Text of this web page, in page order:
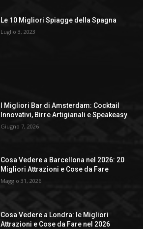
Le 10 Migliori Spiagge della Spagna
Luglio 3, 2023
I Migliori Bar di Amsterdam: Cocktail
Innovativi, Birre Artigianali e Speakeasy
Giugno 7, 2026
Cosa Vedere a Barcellona nel 2026: 20
Migliori Attrazioni e Cose da Fare
Maggio 31, 2026
Cosa Vedere a Londra: le Migliori
Attrazioni e Cose da Fare nel 2026